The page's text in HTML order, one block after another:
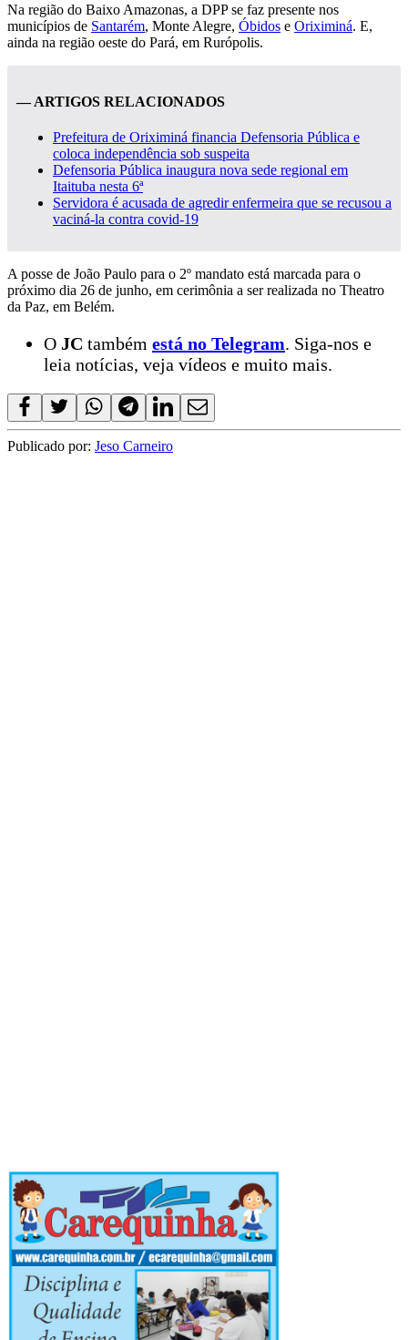
Na região do Baixo Amazonas, a DPP se faz presente nos
municípios de Santarém, Monte Alegre, Óbidos e Oriximiná. E,
ainda na região oeste do Pará, em Rurópolis.
— ARTIGOS RELACIONADOS
Prefeitura de Oriximiná financia Defensoria Pública e
coloca independência sob suspeita
Defensoria Pública inaugura nova sede regional em
Itaituba nesta 6ª
Servidora é acusada de agredir enfermeira que se recusou a
vaciná-la contra covid-19
A posse de João Paulo para o 2º mandato está marcada para o
próximo dia 26 de junho, em cerimônia a ser realizada no Theatro
da Paz, em Belém.
O JC também está no Telegram. Siga-nos e
leia notícias, veja vídeos e muito mais.
Publicado por: Jeso Carneiro